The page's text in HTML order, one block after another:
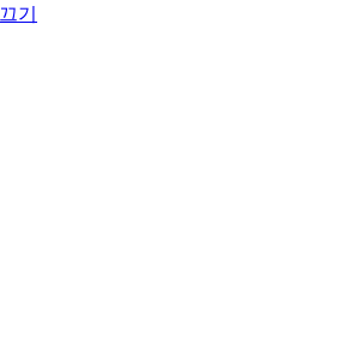
기